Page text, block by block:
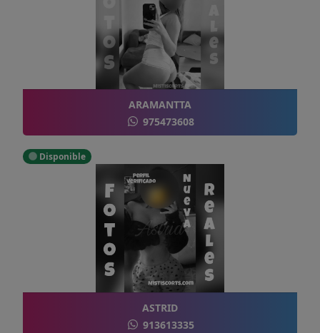
ARAMANTTA
975473608
Disponible
ASTRID
913613335